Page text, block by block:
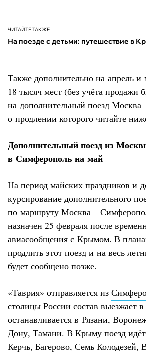
ЧИТАЙТЕ ТАКЖЕ
На поезде с детьми: путешествие в
Также дополнительно на апрель
18 тысяч мест (без учёта продажи
на дополнительный поезд
о продлении которого читайте
Дополнительный поезд из
в Симферополь на май
На период майских праздников и
курсирование дополнительного
по маршруту Москва –
назначен 25 февраля после
авиасообщения с Крымом. В
продлить этот поезд и на весь
будет сообщено позже.
«Таврия» отправляется из
столицы России состав выезжает
останавливается в Рязани,
Дону, Тамани. В Крыму поезд
Керчь, Багерово, Семь Колодезей,